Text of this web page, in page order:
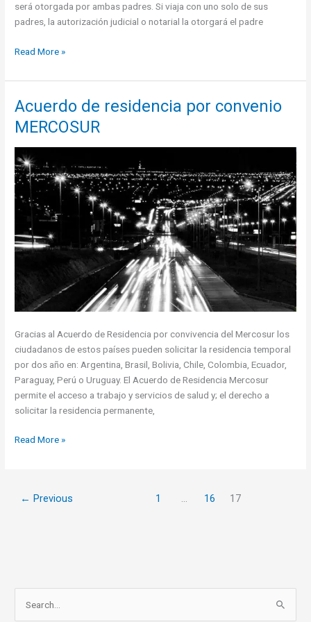
será otorgada por ambas padres. Si viaja con uno solo de sus
padres, la autorización judicial o notarial la otorgará el padre
Autorización
viaje
extranjero
de
de
edad
Read More »
Acuerdo de residencia por convenio
MERCOSUR
Gracias al Acuerdo de Residencia por convivencia del Mercosur los
ciudadanos de estos países pueden solicitar la residencia temporal
por dos año en: Argentina, Brasil, Bolivia, Chile, Colombia, Ecuador,
Paraguay, Perú o Uruguay. El Acuerdo de Residencia Mercosur
permite el acceso a trabajo y servicios de salud y; el derecho a
solicitar la residencia permanente,
Acuerdo
convenio
Read More »
← Previous 1 … 16 17